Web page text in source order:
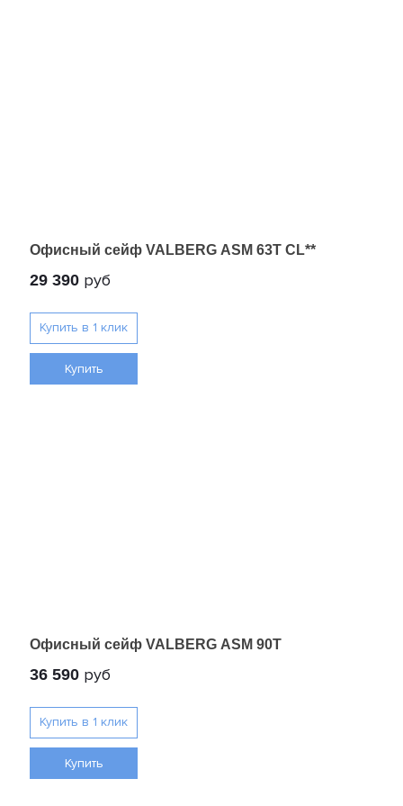
Офисный сейф VALBERG ASM 63T CL**
29 390 руб
Купить
Офисный сейф VALBERG ASM 90T
36 590 руб
Купить